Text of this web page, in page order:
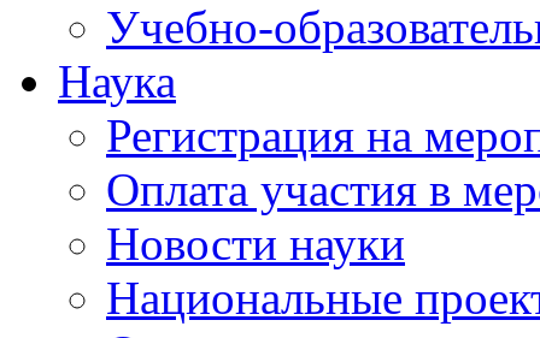
Учебно-
Наука
Регистрация на
Оплата участия в
Новости науки
Национальные